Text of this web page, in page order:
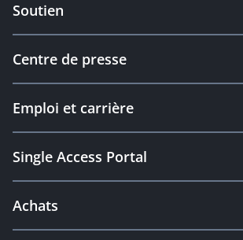
Soutien
Centre de presse
Emploi et carrière
Single Access Portal
Achats